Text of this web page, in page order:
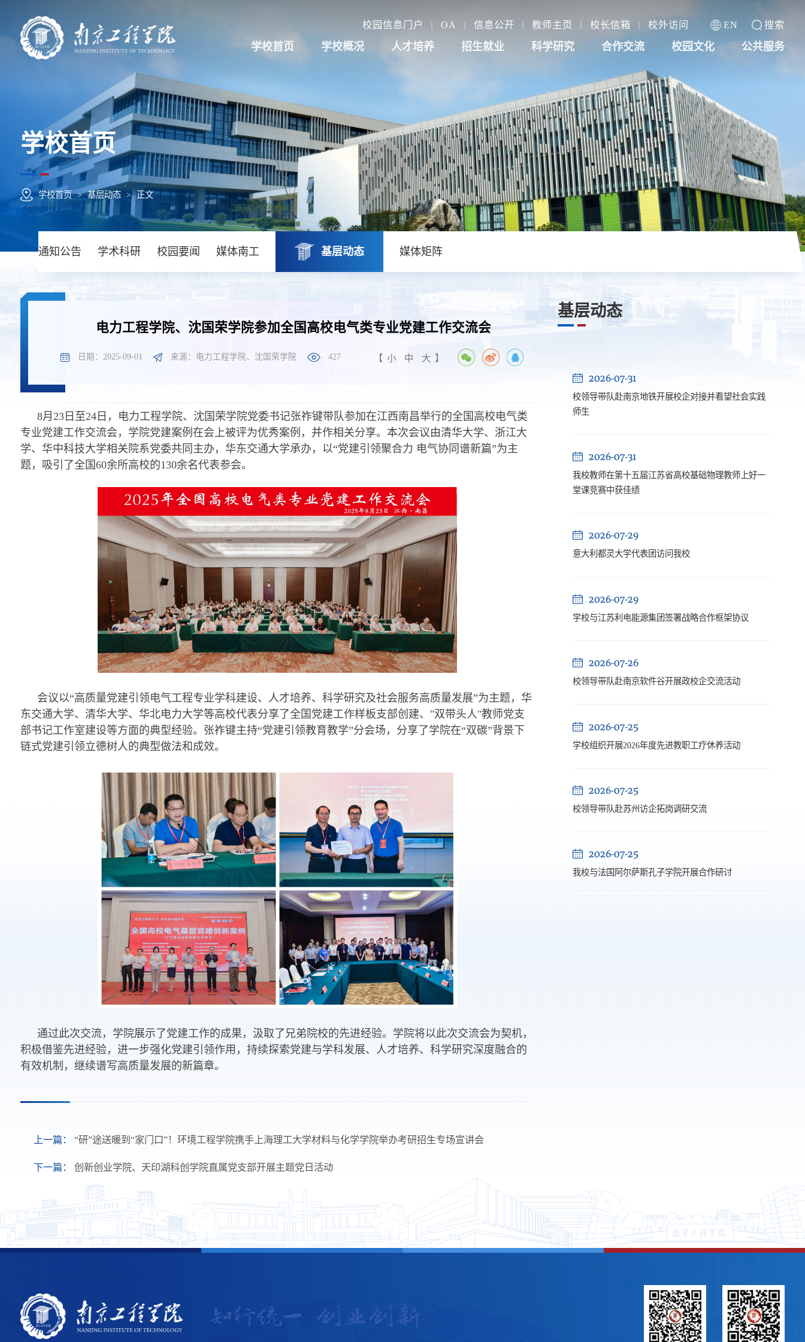
校园信息门户 OA 信息公开 教师主页 校长信箱 校外访问 EN 搜索
学校首页 学校概况 人才培养 招生就业 科学研究 合作交流 校园文化 公共服务
学校首页
学校首页 > 基层动态 > 正文
通知公告 学术科研 校园要闻 媒体南工 基层动态 媒体矩阵
电力工程学院、沈国荣学院参加全国高校电气类专业党建工作交流会
日期：2025-09-01 来源：电力工程学院、沈国荣学院 427 【 小 中 大 】
8月23日至24日，电力工程学院、沈国荣学院党委书记张祚键带队参加在江西南昌举行的全国高校电气类
专业党建工作交流会，学院党建案例在会上被评为优秀案例，并作相关分享。本次会议由清华大学、浙江大
学、华中科技大学相关院系党委共同主办，华东交通大学承办，以“党建引领聚合力 电气协同谱新篇”为主
题，吸引了全国60余所高校的130余名代表参会。
会议以“高质量党建引领电气工程专业学科建设、人才培养、科学研究及社会服务高质量发展”为主题，华
东交通大学、清华大学、华北电力大学等高校代表分享了全国党建工作样板支部创建、"双带头人"教师党支
部书记工作室建设等方面的典型经验。张祚键主持“党建引领教育教学”分会场，分享了学院在“双碳”背景下
链式党建引领立德树人的典型做法和成效。
通过此次交流，学院展示了党建工作的成果，汲取了兄弟院校的先进经验。学院将以此次交流会为契机，
积极借鉴先进经验，进一步强化党建引领作用，持续探索党建与学科发展、人才培养、科学研究深度融合的
有效机制，继续谱写高质量发展的新篇章。
上一篇： “研”途送暖到“家门口”！环境工程学院携手上海理工大学材料与化学学院举办考研招生专场宣讲会
下一篇： 创新创业学院、天印湖科创学院直属党支部开展主题党日活动
基层动态
2026-07-31
校领导带队赴南京地铁开展校企对接并看望社会实践
师生
2026-07-31
我校教师在第十五届江苏省高校基础物理教师上好一
堂课竞赛中获佳绩
2026-07-29
意大利都灵大学代表团访问我校
2026-07-29
学校与江苏利电能源集团签署战略合作框架协议
2026-07-26
校领导带队赴南京软件谷开展政校企交流活动
2026-07-25
学校组织开展2026年度先进教职工疗休养活动
2026-07-25
校领导带队赴苏州访企拓岗调研交流
2026-07-25
我校与法国阿尔萨斯孔子学院开展合作研讨